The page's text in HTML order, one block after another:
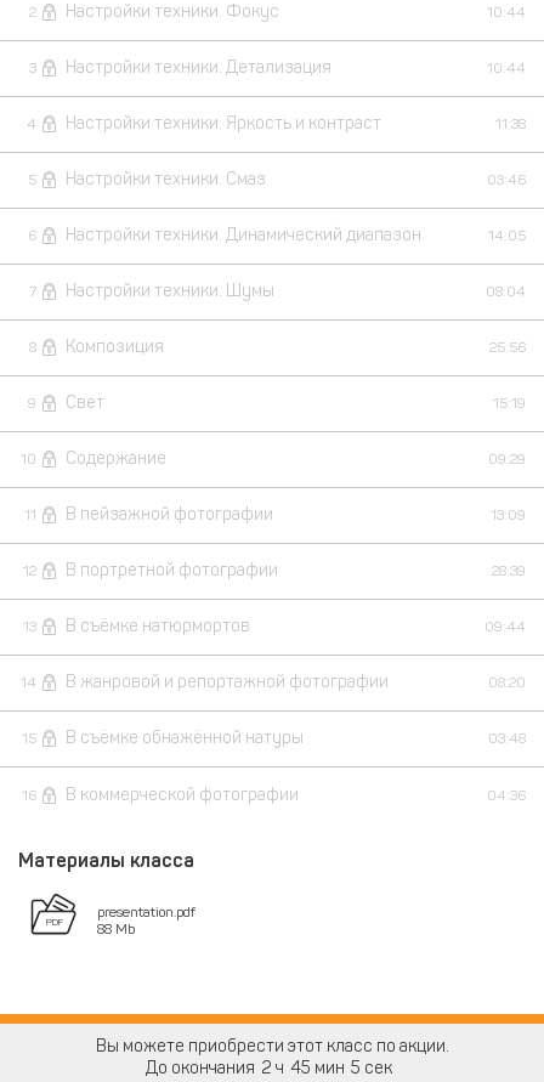
2 Настройки техники. Фокус 10:44
3 Настройки техники. Детализация 10:44
4 Настройки техники. Яркость и контраст 11:38
5 Настройки техники. Смаз 03:46
6 Настройки техники. Динамический диапазон 14:05
7 Настройки техники. Шумы 08:04
8 Композиция 25:56
9 Свет 15:19
10 Содержание 09:29
11 В пейзажной фотографии 13:09
12 В портретной фотографии 28:39
13 В съёмке натюрмортов 09:44
14 В жанровой и репортажной фотографии 08:20
15 В съёмке обнажённой натуры 03:48
16 В коммерческой фотографии 04:36
Материалы класса
presentation.pdf
88 Mb
Вы можете приобрести этот класс по акции.
До окончания 2 45 4